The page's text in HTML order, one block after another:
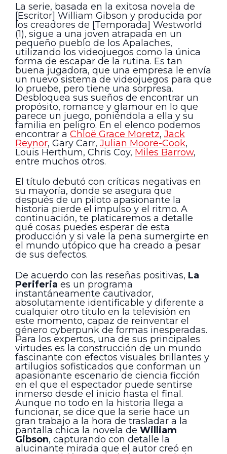
La serie, basada en la exitosa novela de
[Escritor] William Gibson y producida por
los creadores de [Temporada] Westworld
(1), sigue a una joven atrapada en un
pequeño pueblo de los Apalaches,
utilizando los videojuegos como la única
forma de escapar de la rutina. Es tan
buena jugadora, que una empresa le envía
un nuevo sistema de videojuegos para que
lo pruebe, pero tiene una sorpresa.
Desbloquea sus sueños de encontrar un
propósito, romance y glamour en lo que
parece un juego, poniéndola a ella y su
familia en peligro. En el elenco podemos
encontrar a Chloë Grace Moretz, Jack
Reynor, Gary Carr, Julian Moore-Cook,
Louis Herthum, Chris Coy, Miles Barrow,
entre muchos otros.
El título debutó con críticas negativas en
su mayoría, donde se asegura que
después de un piloto apasionante la
historia pierde el impulso y el ritmo. A
continuación, te platicaremos a detalle
qué cosas puedes esperar de esta
producción y si vale la pena sumergirte en
el mundo utópico que ha creado a pesar
de sus defectos.
De acuerdo con las reseñas positivas, La
Periferia es un programa
instantáneamente cautivador,
absolutamente identificable y diferente a
cualquier otro título en la televisión en
este momento, capaz de reinventar el
género cyberpunk de formas inesperadas.
Para los expertos, una de sus principales
virtudes es la construcción de un mundo
fascinante con efectos visuales brillantes y
artilugios sofisticados que conforman un
apasionante escenario de ciencia ficción
en el que el espectador puede sentirse
inmerso desde el inicio hasta el final.
Aunque no todo en la historia llega a
funcionar, se dice que la serie hace un
gran trabajo a la hora de trasladar a la
pantalla chica la novela de William
Gibson, capturando con detalle la
alucinante mirada que el autor creó en